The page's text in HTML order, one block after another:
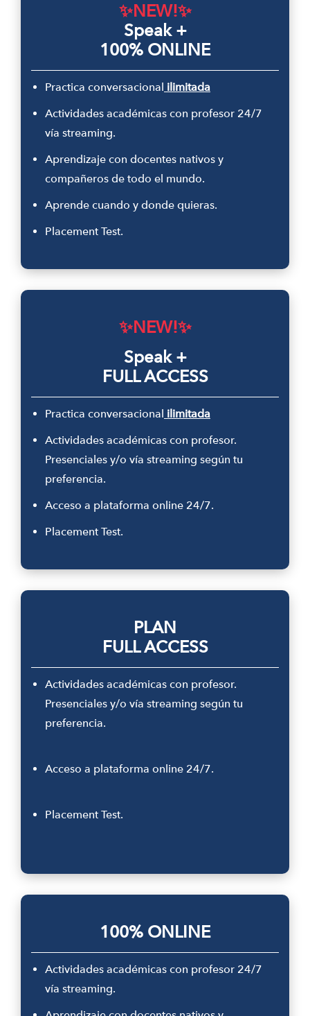
✨NEW!✨
Speak +
100% ONLINE
Practica conversacional ilimitada
Actividades académicas con profesor 24/7
vía streaming.
Aprendizaje con docentes nativos y
compañeros de todo el mundo.
Aprende cuando y donde quieras.
Placement Test.
✨NEW!✨
Speak +
FULL ACCESS
Practica conversacional ilimitada
Actividades académicas con profesor.
Presenciales y/o vía streaming según tu
preferencia.
Acceso a plataforma online 24/7.
Placement Test.
PLAN
FULL ACCESS
Actividades académicas con profesor.
Presenciales y/o vía streaming según tu
preferencia.
Acceso a plataforma online 24/7.
Placement Test.
100% ONLINE
Actividades académicas con profesor 24/7
vía streaming.